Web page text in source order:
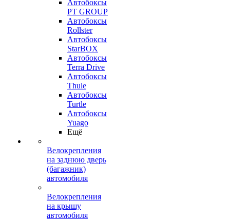
Автобоксы
PT GROUP
Автобоксы
Rollster
Автобоксы
StarBOX
Автобоксы
Terra Drive
Автобоксы
Thule
Автобоксы
Turtle
Автобоксы
Yuago
Ещё
Велокрепления
на заднюю дверь
(багажник)
автомобиля
Велокрепления
на крышу
автомобиля